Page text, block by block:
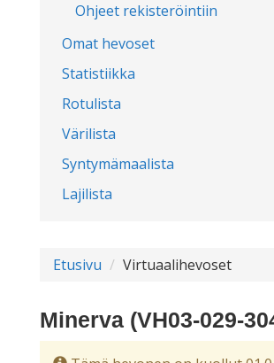
Ohjeet rekisteröintiin
Omat hevoset
Statistiikka
Rotulista
Värilista
Syntymämaalista
Lajilista
Etusivu Virtuaalihevoset
Minerva (VH03-029-